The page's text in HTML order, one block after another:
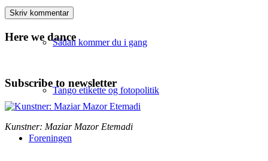
Sådan kommer du i gang
Tango etikette og fotopolitik
Foreningen
Here we dance
Subscribe to newsletter
Kunstner: Maziar Mazor Etemadi